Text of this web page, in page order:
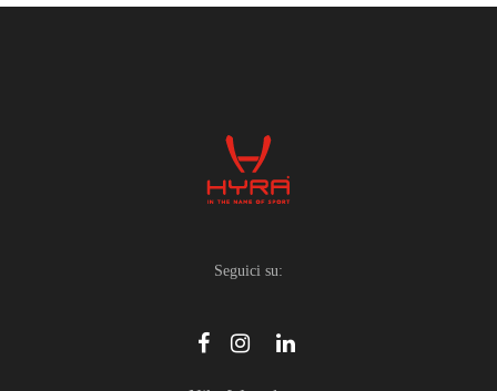
Seguici su: